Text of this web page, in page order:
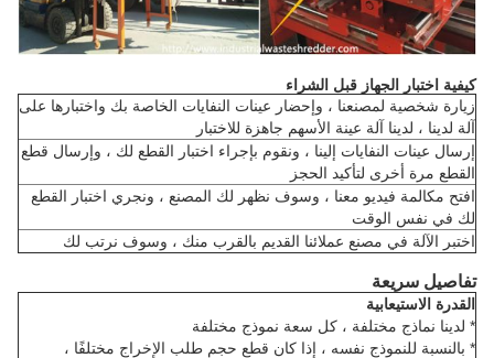
كيفية اختبار الجهاز قبل الشراء
زيارة شخصية لمصنعنا ، وإحضار عينات النفايات الخاصة بك واختبارها على
آلة لدينا ، لدينا آلة عينة الأسهم جاهزة للاختبار
إرسال عينات النفايات إلينا ، ونقوم بإجراء اختبار القطع لك ، وإرسال قطع
القطع مرة أخرى لتأكيد الحجز
افتح مكالمة فيديو معنا ، وسوف نظهر لك المصنع ، ونجري اختبار القطع
لك في نفس الوقت
اختبر الآلة في مصنع عملائنا القديم بالقرب منك ، وسوف نرتب لك
تفاصيل سريعة
القدرة الاستيعابية
* لدينا نماذج مختلفة ، كل سعة نموذج مختلفة
* بالنسبة للنموذج نفسه ، إذا كان قطع حجم طلب الإخراج مختلفًا ،